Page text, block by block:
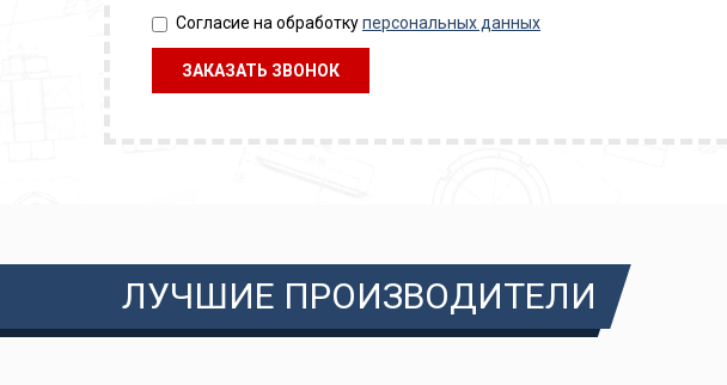
Согласие на обработкуперсональных данных
ЛУЧШИЕ ПРОИЗВОДИТЕЛИ